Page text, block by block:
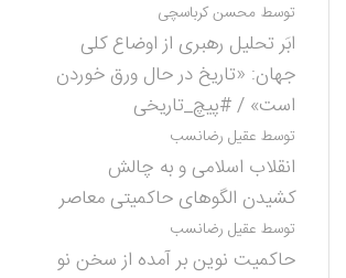
توسط محسن کرباسچی
ابَر تحلیل رهبری از اوضاع کلی
جهان: «تاریخ در حال ورق خوردن
است» / #پیچ_تاریخی
توسط عقیل رضانسب
انقلاب اسلامی و به چالش
کشیدن الگوهای حاکمیتی معاصر
توسط عقیل رضانسب
حاکمیت نوین بر آمده از سخن نو